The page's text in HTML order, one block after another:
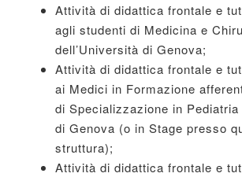
Attività di didattica frontale e
agli studenti di Medicina e
dell’Università di Genova;
Attività di didattica frontale e
ai Medici in Formazione
di Specializzazione in Pediatria
di Genova (o in Stage presso
struttura);
Attività di didattica frontale e